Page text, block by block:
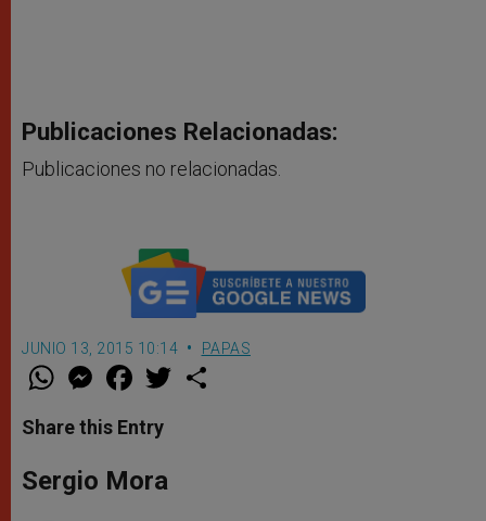
Publicaciones Relacionadas:
Publicaciones no relacionadas.
JUNIO 13, 2015 10:14 PAPAS
W
t
s
p
p
M
e
s
e
g
e
F
a
e
b
o
k
w
Share this Entry
Sergio Mora